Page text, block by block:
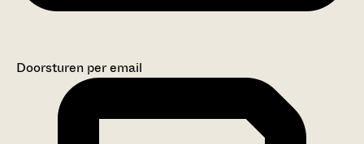
Doorsturen per email